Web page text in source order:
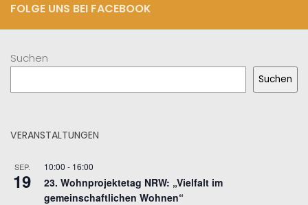
FOLGE UNS BEI FACEBOOK
Suchen
Suchen
VERANSTALTUNGEN
SEP.
19
10:00 - 16:00
23. Wohnprojektetag NRW: „Vielfalt im
gemeinschaftlichen Wohnen“